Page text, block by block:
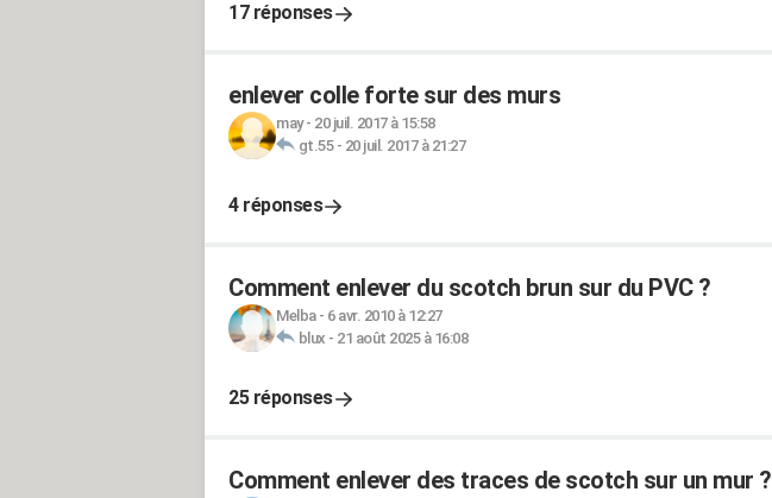
17 réponses
enlever colle forte sur des murs
may- 20 juil. 2017 à 15:58
gt.55- 20 juil. 2017 à 21:27
4 réponses
Comment enlever du scotch brun sur du PVC ?
Melba- 6 avr. 2010 à 12:27
blux - 21 août 2025 à 16:08
25 réponses
Comment enlever des traces de scotch sur un mur ?